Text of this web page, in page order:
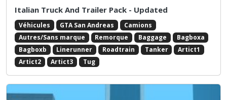
Italian Truck And Trailer Pack - Updated
Véhicules GTA San Andreas
Camions
Autres/Sans marque
Remorque Baggage
Bagboxa
Bagboxb
Linerunner Roadtrain Tanker
Artict1
Artict2
Artict3 Tug